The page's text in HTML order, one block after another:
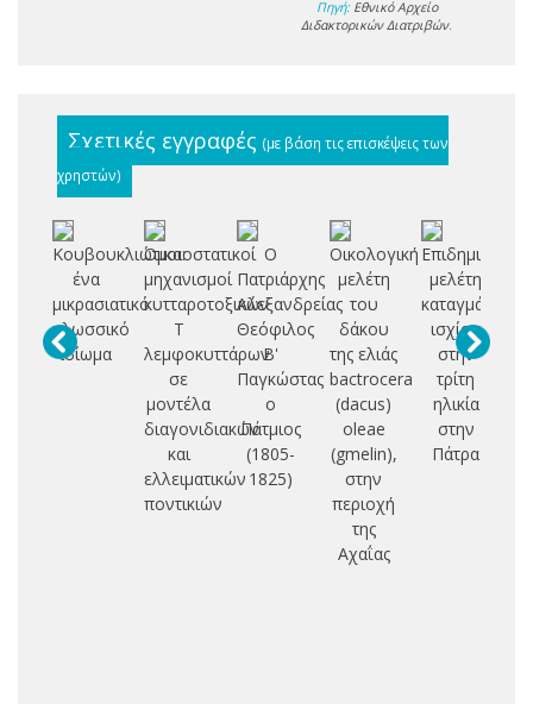
Πηγή: Εθνικό Αρχείο
Διδακτορικών Διατριβών.
Σχετικές εγγραφές (με βάση τις επισκέψεις των
χρηστών)
Κουβουκλιώτικα:
ένα
μικρασιατικό
γλωσσικό
ιδίωμα
Ομοιοστατικοί
μηχανισμοί
κυτταροτοξικών
Τ
λεμφοκυττάρων
σε
μοντέλα
διαγονιδιακών
και
ελλειματικών
ποντικιών
Ο
Πατριάρχης
Αλεξανδρείας
Θεόφιλος
Β'
Παγκώστας
ο
Πάτμιος
(1805-
1825)
Οικολογική
μελέτη
του
δάκου
της ελιάς
bactrocera
(dacus)
oleae
(gmelin),
στην
περιοχή
της
Αχαΐας
μελέτη
καταγμάτων
ισχίου
στην
τρίτη
ηλικία
στην
Πάτρα